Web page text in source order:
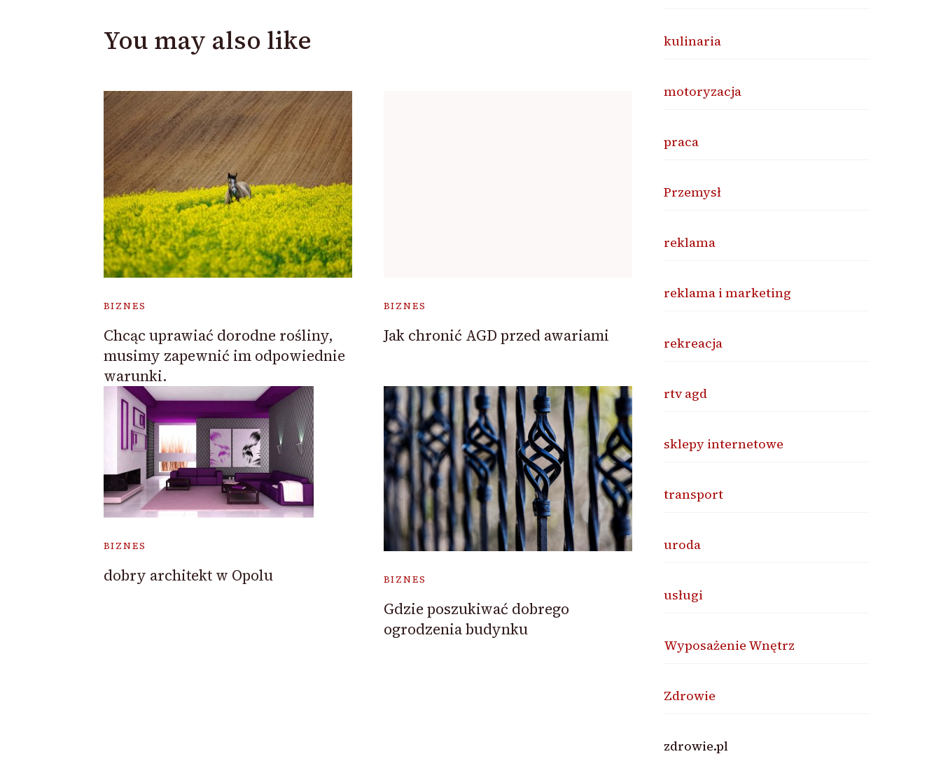
You may also like
BIZNES
Chcąc uprawiać dorodne rośliny,
musimy zapewnić im odpowiednie
warunki.
BIZNES
Jak chronić AGD przed awariami
BIZNES
dobry architekt w Opolu BIZNES
Gdzie poszukiwać dobrego
ogrodzenia budynku
kulinaria
motoryzacja
praca
Przemysł
reklama
reklama i marketing
rekreacja
rtv agd
sklepy internetowe
transport
uroda
usługi
Wyposażenie Wnętrz
Zdrowie
zdrowie.pl